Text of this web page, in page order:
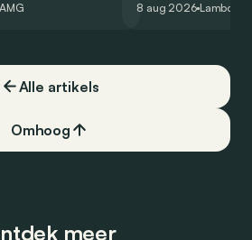
een record voor
8 aug 2026
Alle artikels
Omhoog
meer